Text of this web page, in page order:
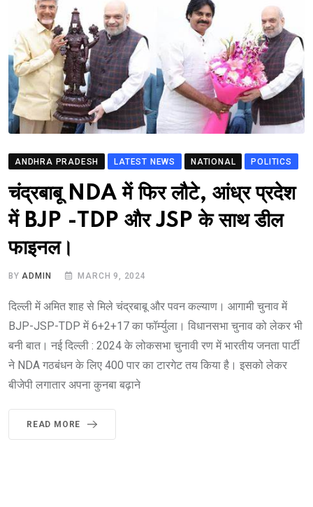
ANDHRA PRADESH LATEST NEWS NATIONAL POLITICS
चंद्रबाबू NDA में फिर लौटे, आंध्र प्रदेश
में BJP -TDP और JSP के साथ डील
फाइनल।
BY ADMIN MARCH 9, 2024
दिल्ली में अमित शाह से मिले चंद्रबाबू और पवन कल्याण। आगामी चुनाव में
BJP-JSP-TDP में 6+2+17 का फॉर्म्युला। विधानसभा चुनाव को लेकर भी
बनी बात। नई दिल्ली : 2024 के लोकसभा चुनावी रण में भारतीय जनता पार्टी
ने NDA गठबंधन के लिए 400 पार का टारगेट तय किया है। इसको लेकर
बीजेपी लगातार अपना कुनबा बढ़ाने
READ MORE